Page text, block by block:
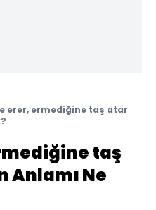
erer, ermediğine taş atar
taş
Anlamı Ne